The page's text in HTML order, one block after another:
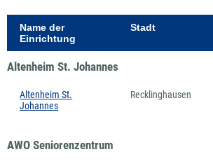
Name der
Einrichtung
Stadt
Altenheim St. Johannes
Altenheim St.
Johannes
Recklinghausen
AWO Seniorenzentrum